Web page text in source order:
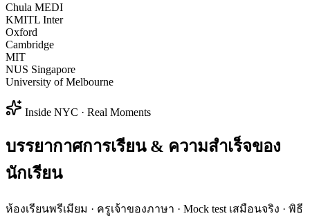
Chula MEDI
KMITL Inter
Oxford
Cambridge
MIT
NUS Singapore
University of Melbourne
Inside NYC · Real Moments
บรรยากาศการเรียน & ความสำเร็จของ
นักเรียน
ห้องเรียนพรีเมียม · ครูเจ้าของภาษา · Mock test เสมือนจริง · พิธี